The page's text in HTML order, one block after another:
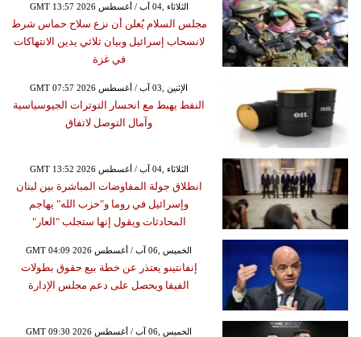
GMT 13:57 2026 الثلاثاء ,04 آب / أغسطس
مجلس السلام يُعلن أن نزع سلاح حماس شرط
لانسحاب إسرائيل وبيان ثلاثي يدين الانتهاكات
في غزة
GMT 07:57 2026 الإثنين ,03 آب / أغسطس
النفط يهبط مع انحسار التوترات الجيوسياسية
وآمال التوصل لاتفاق
GMT 13:52 2026 الثلاثاء ,04 آب / أغسطس
انطلاق جولة المفاوضات المباشرة بين لبنان
وإسرائيل في روما و"حزب الله" يهاجم
المحادثات ويقول إنها ستجلب "العار"
GMT 04:09 2026 الخميس ,06 آب / أغسطس
إنفانتينو يعتذر عن خطة بيع حقوق بطولات
الفيفا ويحصل على دعم مجلس الإدارة
GMT 09:30 2026 الخميس ,06 آب / أغسطس